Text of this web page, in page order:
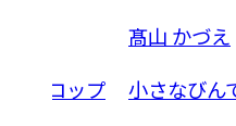
梅シロップ
髙山 かづえ
小さなびん